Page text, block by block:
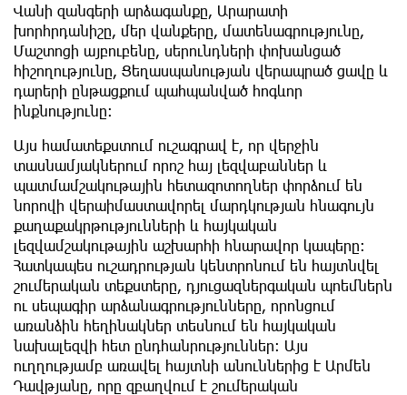
Վանի զանգերի արձագանքը, Արարատի
խորհրդանիշը, մեր վանքերը, մատենագրությունը,
Մաշտոցի այբուբենը, սերունդների փոխանցած
հիշողությունը, Ցեղասպանության վերապրած ցավը և
դարերի ընթացքում պահպանված հոգևոր
ինքնությունը։
Այս համատեքստում ուշագրավ է, որ վերջին
տասնամյակներում որոշ հայ լեզվաբաններ և
պատմամշակութային հետազոտողներ փորձում են
նորովի վերաիմաստավորել մարդկության հնագույն
քաղաքակրթությունների և հայկական
լեզվամշակութային աշխարհի հնարավոր կապերը։
Հատկապես ուշադրության կենտրոնում են հայտնվել
շումերական տեքստերը, դյուցազներգական պոեմներն
ու սեպագիր արձանագրությունները, որոնցում
առանձին հեղինակներ տեսնում են հայկական
նախալեզվի հետ ընդհանրություններ։ Այս
ուղղությամբ առավել հայտնի անուններից է Արմեն
Դավթյանը, որը զբաղվում է շումերական